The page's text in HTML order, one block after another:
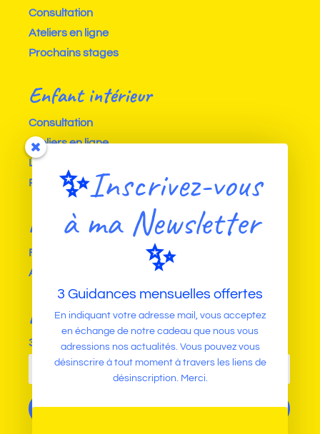
Consultation
Ateliers en ligne
Prochains stages
Enfant intérieur
Consultation
Ateliers en ligne
Livre
Prochains Stages
Formations
Formation « Le Tarot, miroir de l’âme »
Ateliers en ligne
Newsletter
3 Guidances mensuelles offertes
S'inscrire
✨Inscrivez-vous
à ma Newsletter
✨
3 Guidances mensuelles offertes
En indiquant votre adresse mail, vous acceptez
en échange de notre cadeau que nous vous
adressions nos actualités. Vous pouvez vous
désinscrire à tout moment à travers les liens de
désinscription. Merci.